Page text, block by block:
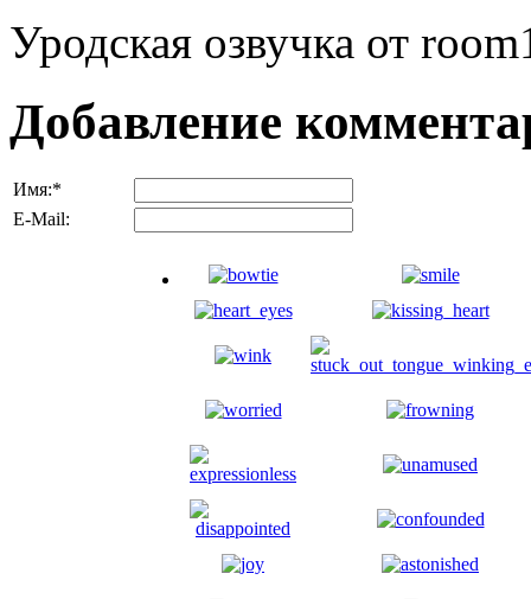
Уродская озвучка от
Добавление
Имя:*
E-Mail: